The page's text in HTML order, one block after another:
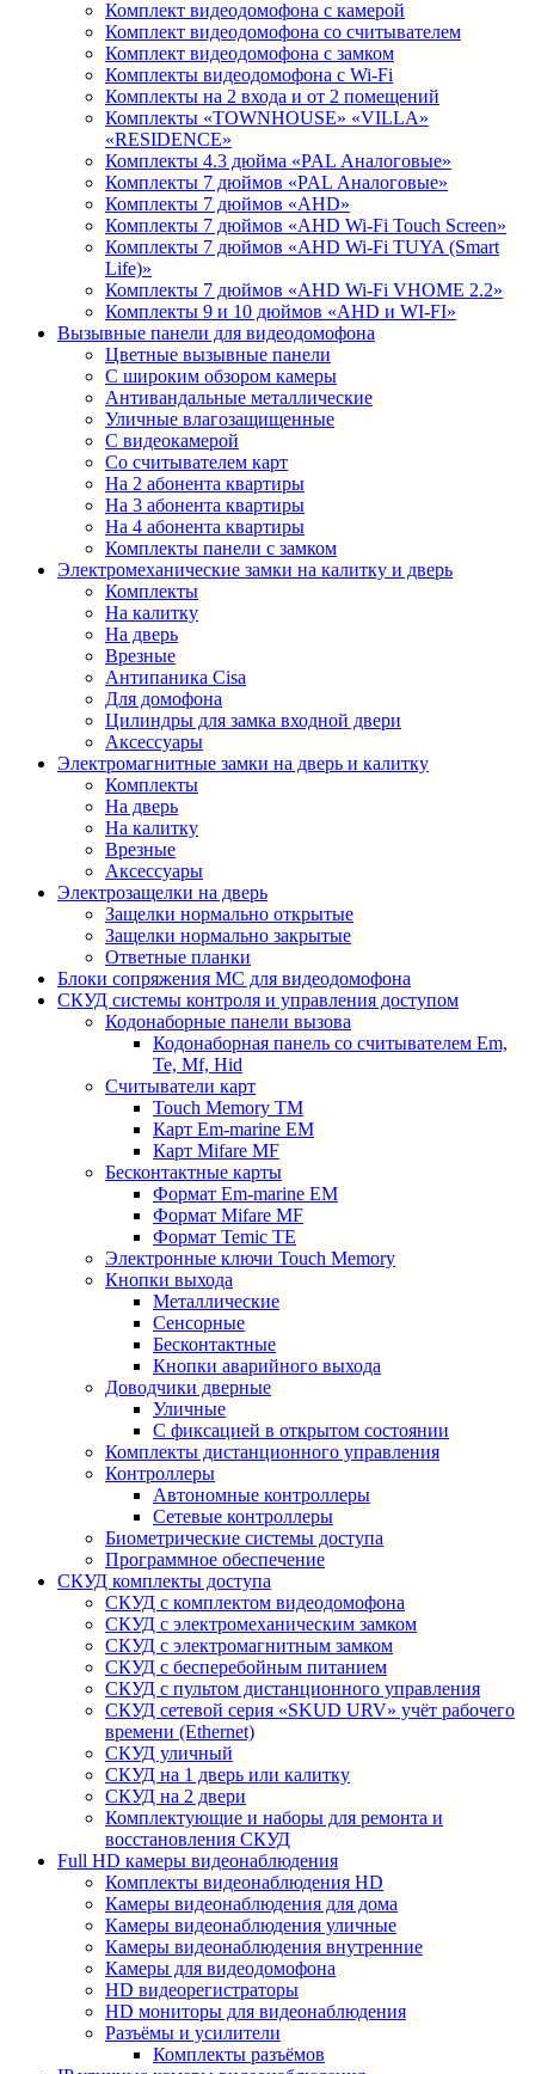
Комплект видеодомофона с камерой
Комплект видеодомофона со считывателем
Комплект видеодомофона c замком
Комплекты видеодомофона с Wi-Fi
Комплекты на 2 входа и от 2 помещений
Комплекты «TOWNHOUSE» «VILLA»
«RESIDENCE»
Комплекты 4.3 дюйма «PAL Аналоговые»
Комплекты 7 дюймов «PAL Аналоговые»
Комплекты 7 дюймов «AHD»
Комплекты 7 дюймов «AHD Wi-Fi Touch Screen»
Комплекты 7 дюймов «AHD Wi-Fi TUYA (Smart
Life)»
Комплекты 7 дюймов «AHD Wi-Fi VHOME 2.2»
Комплекты 9 и 10 дюймов «AHD и WI-FI»
Вызывные панели для видеодомофона
Цветные вызывные панели
С широким обзором камеры
Антивандальные металлические
Уличные влагозащищенные
С видеокамерой
Со считывателем карт
На 2 абонента квартиры
На 3 абонента квартиры
На 4 абонента квартиры
Комплекты панели с замком
Электромеханические замки на калитку и дверь
Комплекты
На калитку
На дверь
Врезные
Антипаника Cisa
Для домофона
Цилиндры для замка входной двери
Аксессуары
Электромагнитные замки на дверь и калитку
Комплекты
На дверь
На калитку
Врезные
Аксессуары
Электрозащелки на дверь
Защелки нормально открытые
Защелки нормально закрытые
Ответные планки
Блоки сопряжения МС для видеодомофона
СКУД системы контроля и управления доступом
Кодонаборные панели вызова
Кодонаборная панель со считывателем Em,
Te, Mf, Hid
Считыватели карт
Touch Memory TM
Карт Em-marine EM
Карт Mifare MF
Бесконтактные карты
Формат Em-marine EM
Формат Mifare MF
Формат Temic TE
Электронные ключи Touch Memory
Кнопки выхода
Металлические
Сенсорные
Бесконтактные
Кнопки аварийного выхода
Доводчики дверные
Уличные
С фиксацией в открытом состоянии
Комплекты дистанционного управления
Контроллеры
Автономные контроллеры
Сетевые контроллеры
Биометрические системы доступа
Программное обеспечение
СКУД комплекты доступа
СКУД с комплектом видеодомофона
СКУД с электромеханическим замком
СКУД с электромагнитным замком
СКУД с бесперебойным питанием
СКУД с пультом дистанционного управления
СКУД сетевой серия «SKUD URV» учёт рабочего
времени (Ethernet)
СКУД уличный
СКУД на 1 дверь или калитку
СКУД на 2 двери
Комплектующие и наборы для ремонта и
восстановления СКУД
Full HD камеры видеонаблюдения
Комплекты видеонаблюдения HD
Камеры видеонаблюдения для дома
Камеры видеонаблюдения уличные
Камеры видеонаблюдения внутренние
Камеры для видеодомофона
HD видеорегистраторы
HD мониторы для видеонаблюдения
Разъёмы и усилители
Комплекты разъёмов